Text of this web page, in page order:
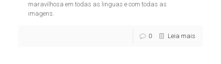
maravilhosa em todas as linguas e com todas as
imagens.
0 Leia mais